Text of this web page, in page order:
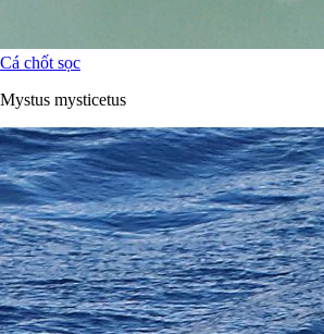
Cá chốt sọc
Mystus mysticetus